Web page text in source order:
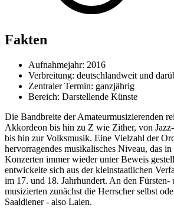
Fakten
Aufnahmejahr: 2016
Verbreitung: deutschlandweit und
Zentraler Termin: ganzjährig
Bereich: Darstellende Künste
Die Bandbreite der Amateurmusizierenden
Akkordeon bis hin zu Z wie Zither, von
bis hin zur Volksmusik. Eine Vielzahl der
hervorragendes musikalisches Niveau, das
Konzerten immer wieder unter Beweis
entwickelte sich aus der kleinstaatlichen
im 17. und 18. Jahrhundert. An den Fürsten-
musizierten zunächst die Herrscher selbst
Saaldiener - also Laien.